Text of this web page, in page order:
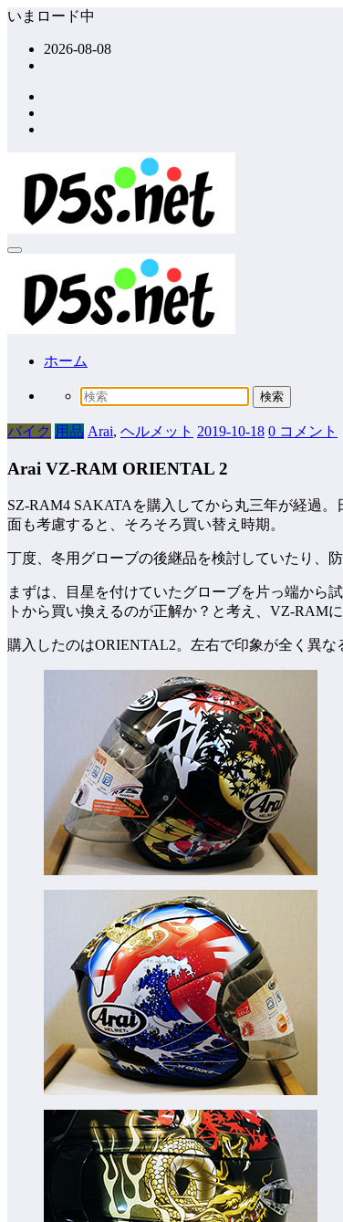
コ
いまロード中
2026-08-08
ホーム
バイク 用品 Arai, ヘルメット 2019-10-18 0 コメント
Arai VZ-RAM ORIENTAL 2
SZ-RAM4 SAKATAを購入してから丸三年が経過
面も考慮すると、そろそろ買い替え時期。
丁度、冬用グローブの後継品を検討していたり、
まずは、目星を付けていたグローブを片っ端から
トから買い換えるのが正解か？と考え、VZ-RAMに
購入したのはORIENTAL2。左右で印象が全く異